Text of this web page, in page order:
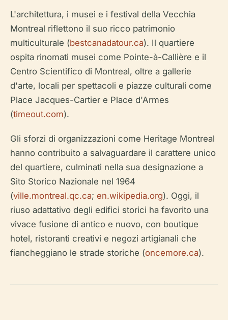
L'architettura, i musei e i festival della Vecchia
Montreal riflettono il suo ricco patrimonio
multiculturale (bestcanadatour.ca). Il quartiere
ospita rinomati musei come Pointe-à-Callière e il
Centro Scientifico di Montreal, oltre a gallerie
d'arte, locali per spettacoli e piazze culturali come
Place Jacques-Cartier e Place d'Armes
(timeout.com).
Gli sforzi di organizzazioni come Heritage Montreal
hanno contribuito a salvaguardare il carattere unico
del quartiere, culminati nella sua designazione a
Sito Storico Nazionale nel 1964
(ville.montreal.qc.ca; en.wikipedia.org). Oggi, il
riuso adattativo degli edifici storici ha favorito una
vivace fusione di antico e nuovo, con boutique
hotel, ristoranti creativi e negozi artigianali che
fiancheggiano le strade storiche (oncemore.ca).